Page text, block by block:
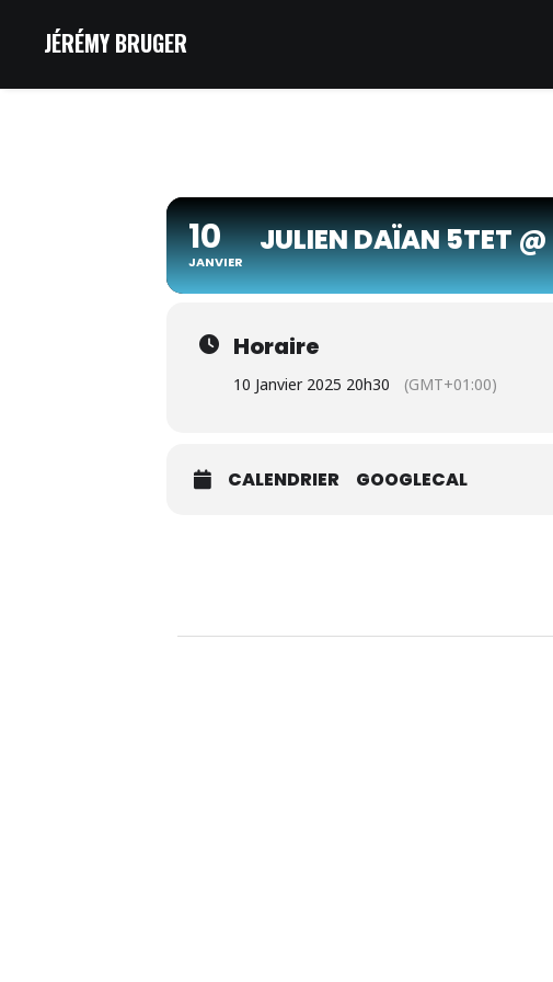
JÉRÉMY BRUGER
10
JANVIER
JULIEN DAÏAN 5TET
Horaire
10 Janvier 2025 20h30 (GMT+01:00)
CALENDRIER GOOGLECAL